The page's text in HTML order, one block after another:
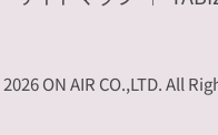
ON AIR CO.,LTD. All